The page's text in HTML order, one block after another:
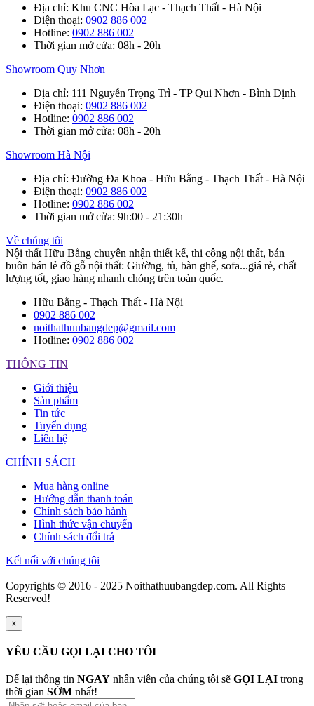
Địa chỉ: Khu CNC Hòa Lạc - Thạch Thất - Hà Nội
Điện thoại: 0902 886 002
Hotline: 0902 886 002
Thời gian mở cửa: 08h - 20h
Showroom Quy Nhơn
Địa chỉ: 111 Nguyễn Trọng Trì - TP Qui Nhơn - Bình Định
Điện thoại: 0902 886 002
Hotline: 0902 886 002
Thời gian mở cửa: 08h - 20h
Showroom Hà Nội
Địa chỉ: Đường Đa Khoa - Hữu Bằng - Thạch Thất - Hà Nội
Điện thoại: 0902 886 002
Hotline: 0902 886 002
Thời gian mở cửa: 9h:00 - 21:30h
Về chúng tôi
Nội thất Hữu Bằng chuyên nhận thiết kế, thi công nội thất, bán
buôn bán lẻ đồ gỗ nội thất: Giường, tủ, bàn ghế, sofa...giá rẻ, chất
lượng tốt, giao hàng nhanh chóng trên toàn quốc.
Hữu Bằng - Thạch Thất - Hà Nội
0902 886 002
noithathuubangdep@gmail.com
Hotline: 0902 886 002
THÔNG TIN
Giới thiệu
Sản phẩm
Tin tức
Tuyển dụng
Liên hệ
CHÍNH SÁCH
Mua hàng online
Hướng dẫn thanh toán
Chính sách bảo hành
Hình thức vận chuyển
Chính sách đổi trả
Kết nối với chúng tôi
Copyrights © 2016 - 2025 Noithathuubangdep.com. All Rights
Reserved!
×
YÊU CẦU GỌI LẠI CHO TÔI
Để lại thông tin NGAY nhân viên của chúng tôi sẽ GỌI LẠI trong
thời gian SỚM nhất!